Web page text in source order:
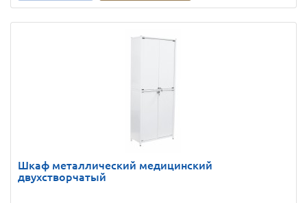
Шкаф металлический медицинский
двухстворчатый